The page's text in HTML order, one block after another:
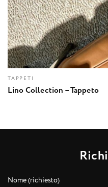
TAPPETI
Lino Collection – Tappeto
Richi
Nome (richiesto)